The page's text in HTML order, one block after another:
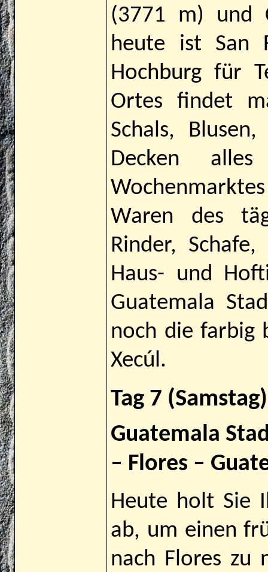
(3771 m) und
heute ist San
Hochburg für
Ortes findet
Schals,
Decken
Waren des
Rinder,
Haus- und
Guatemala
noch die farbig
Xecúl.
Tag 7 (Samstag)
Guatemala
– Flores –
Heute holt Sie
ab, um einen
nach Flores zu